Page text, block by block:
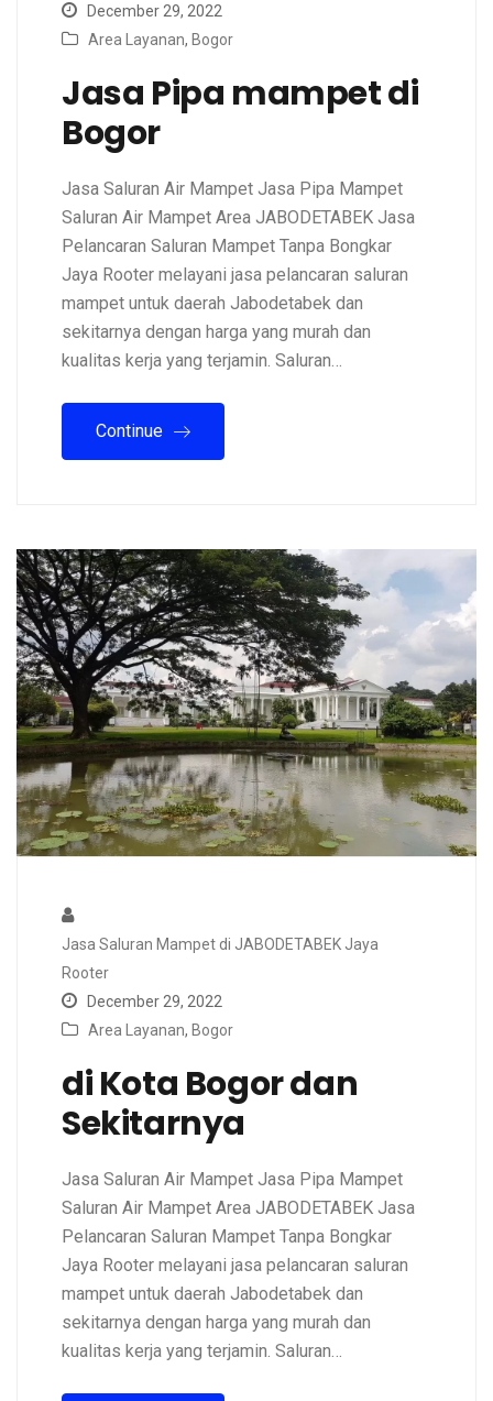
December 29, 2022
Area Layanan, Bogor
Jasa Pipa mampet di
Bogor
Jasa Saluran Air Mampet Jasa Pipa Mampet
Saluran Air Mampet Area JABODETABEK Jasa
Pelancaran Saluran Mampet Tanpa Bongkar
Jaya Rooter melayani jasa pelancaran saluran
mampet untuk daerah Jabodetabek dan
sekitarnya dengan harga yang murah dan
kualitas kerja yang terjamin. Saluran…
Continue
Jasa Saluran Mampet di JABODETABEK Jaya
Rooter
December 29, 2022
Area Layanan, Bogor
di Kota Bogor dan
Sekitarnya
Jasa Saluran Air Mampet Jasa Pipa Mampet
Saluran Air Mampet Area JABODETABEK Jasa
Pelancaran Saluran Mampet Tanpa Bongkar
Jaya Rooter melayani jasa pelancaran saluran
mampet untuk daerah Jabodetabek dan
sekitarnya dengan harga yang murah dan
kualitas kerja yang terjamin. Saluran…